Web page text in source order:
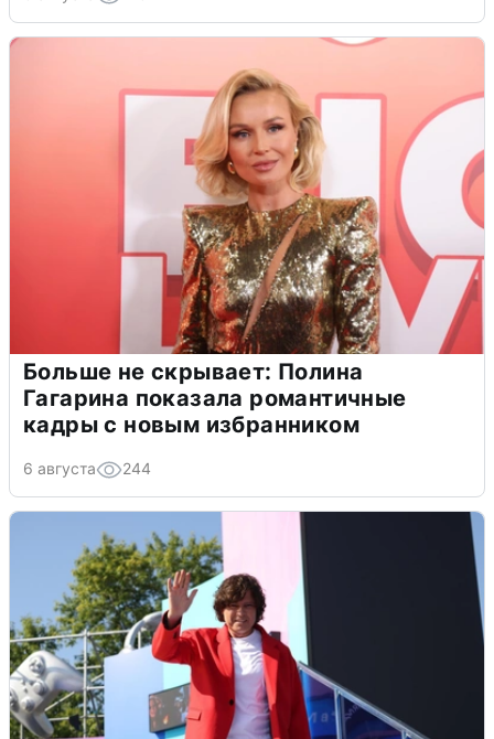
Больше не скрывает: Полина
Гагарина показала романтичные
кадры с новым избранником
6 августа 244